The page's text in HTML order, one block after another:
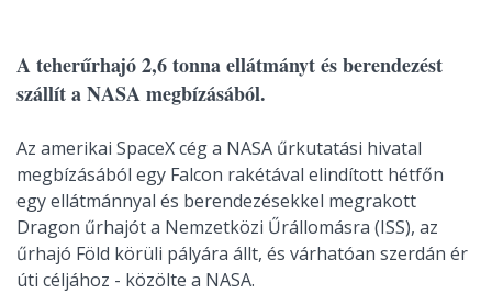
A teherűrhajó 2,6 tonna ellátmányt és berendezést
szállít a NASA megbízásából.
Az amerikai SpaceX cég a NASA űrkutatási hivatal
megbízásából egy Falcon rakétával elindított hétfőn
egy ellátmánnyal és berendezésekkel megrakott
Dragon űrhajót a Nemzetközi Űrállomásra (ISS), az
űrhajó Föld körüli pályára állt, és várhatóan szerdán ér
úti céljához - közölte a NASA.